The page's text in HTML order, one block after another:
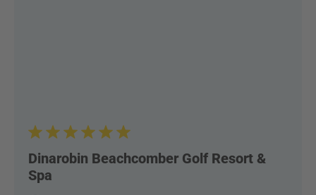
Dinarobin Beachcomber Golf Resort &
Spa